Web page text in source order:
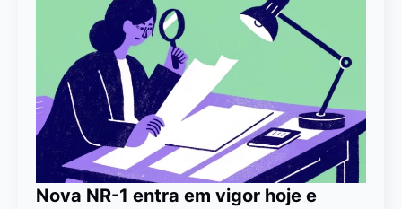
Nova NR-1 entra em vigor hoje e